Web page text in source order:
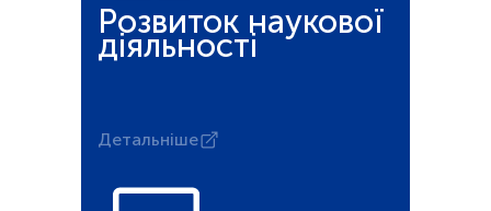
Розвиток наукової
діяльності
Детальніше